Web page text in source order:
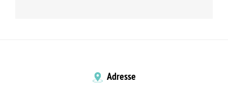
Adresse